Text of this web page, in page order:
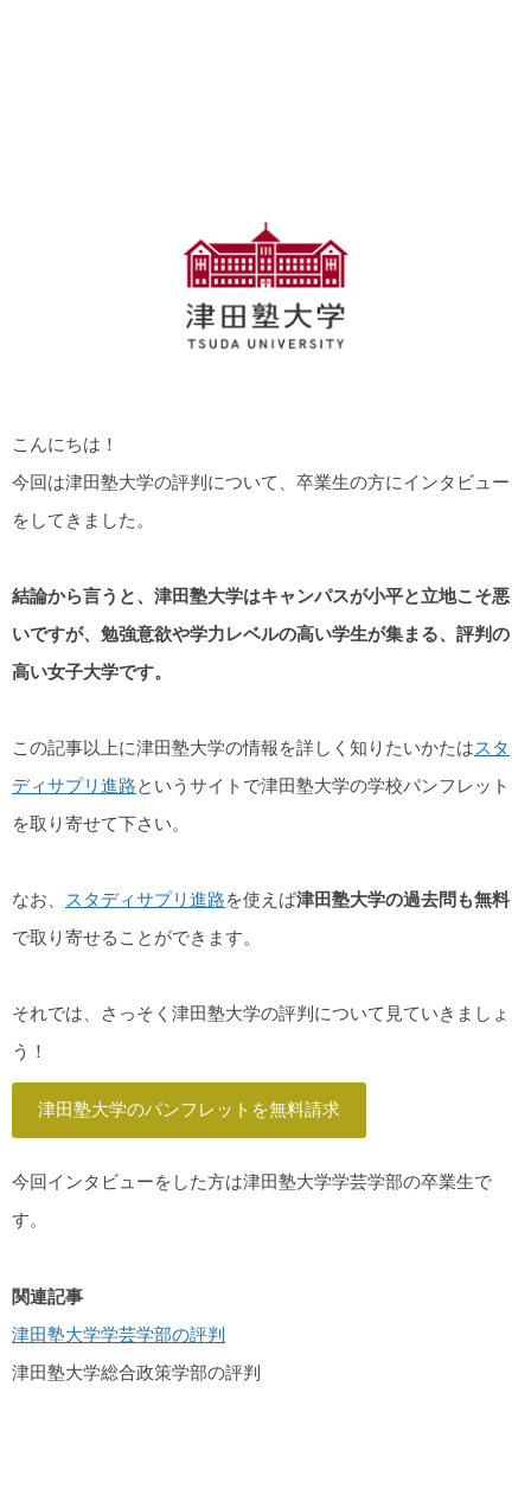
こんにちは！
今回は津田塾大学の評判について、卒業生の方にインタビュー
をしてきました。
結論から言うと、津田塾大学はキャンパスが小平と立地こそ悪
いですが、勉強意欲や学力レベルの高い学生が集まる、評判の
高い女子大学です。
この記事以上に津田塾大学の情報を詳しく知りたいかたはスタ
ディサプリ進路というサイトで津田塾大学の学校パンフレット
を取り寄せて下さい。
なお、 スタディサプリ進路を使えば津田塾大学の過去問も無料
で取り寄せることができます。
それでは、さっそく津田塾大学の評判について見ていきましょ
う！
津田塾大学のパンフレットを無料請求
今回インタビューをした方は津田塾大学学芸学部の卒業生で
す。
関連記事
津田塾大学学芸学部の評判
津田塾大学総合政策学部の評判